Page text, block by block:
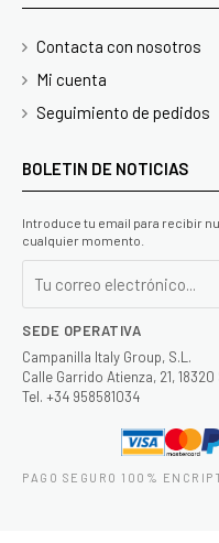
Contacta con nosotros
Mi cuenta
Seguimiento de pedidos
BOLETIN DE NOTICIAS
Introduce tu email para recibir
cualquier momento.
SEDE OPERATIVA
Campanilla Italy Group, S.L.
Calle Garrido Atienza, 21,
Tel. +34 958581034
PAGO SEGURO 100%